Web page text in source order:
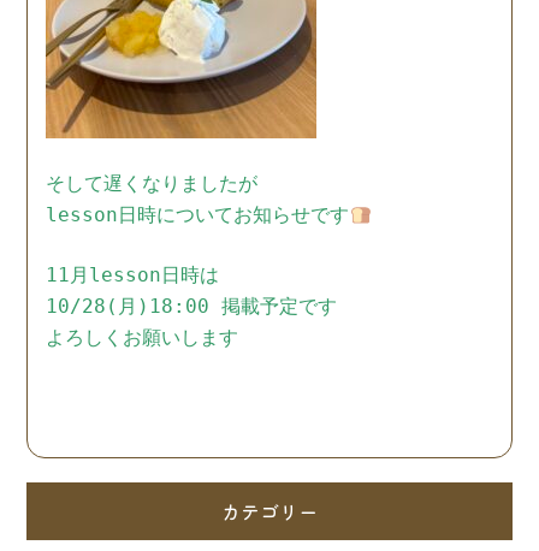
そして遅くなりましたが
lesson日時についてお知らせです
11月lesson日時は
10/28(月)18:00 掲載予定です
よろしくお願いします
カテゴリー